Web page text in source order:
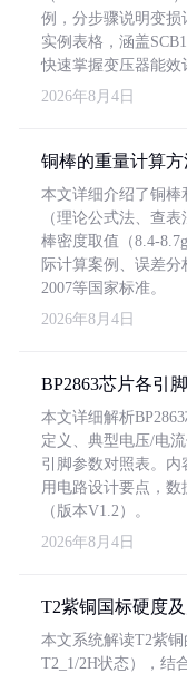
例，分步骤说明变
实例表格，涵盖
快速掌握变压器能效
2026年8月4日
铜棒的重量计算
本文详细介绍了铜
（理论公式法、查
棒密度取值（8.4-
际计算案例、误差分
2007等国家标准。
2026年8月4日
BP2863芯片各引
本文详细解析
定义、典型电压/电
引脚参数对照表。
用电路设计要点，
（版本V1.2）。
2026年8月4日
T2紫铜国标硬度
本文系统解读T2紫
T2_1/2H状态），结